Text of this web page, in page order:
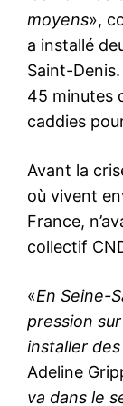
moyens»,
a installé
Saint-
45 minutes
caddies
Avant la
où vivent
France,
collectif
«En Seine-
pression
installer des
Adeline
va dans le